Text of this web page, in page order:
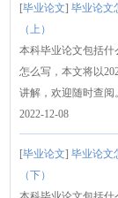
[毕业论文]毕业论文
（上）
本科毕业论文包括
怎么写，本文将以
讲解，欢迎随时查阅
2022-12-08
[毕业论文]毕业论文
（下）